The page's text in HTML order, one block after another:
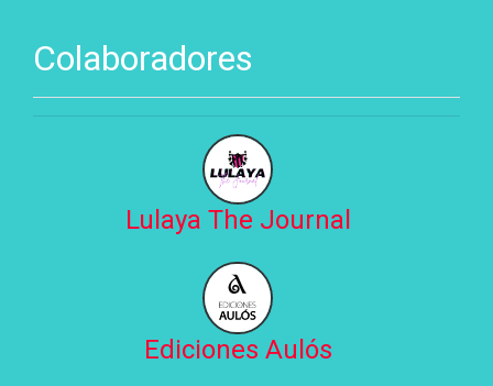
Colaboradores
Lulaya The Journal
Ediciones Aulós